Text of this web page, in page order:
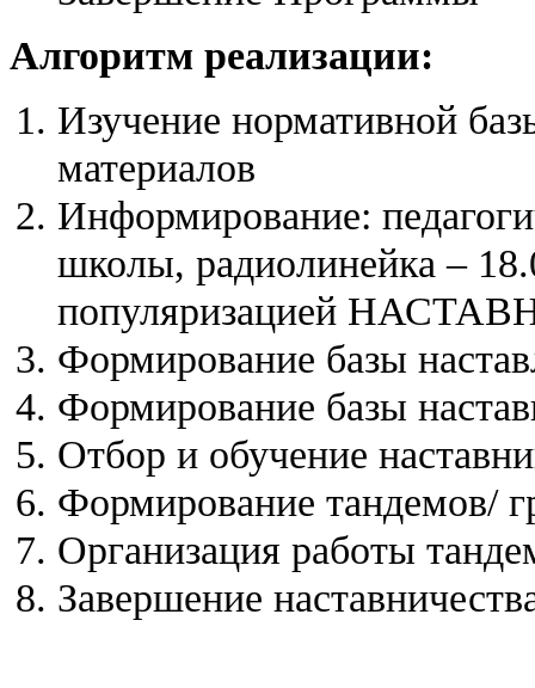
Алгоритм реализации:
Изучение нормативной
материалов
Информирование:
школы, радиолинейка –
популяризацией
Формирование базы
Формирование базы
Отбор и обучение
Формирование тандемов/
Организация работы
Завершение